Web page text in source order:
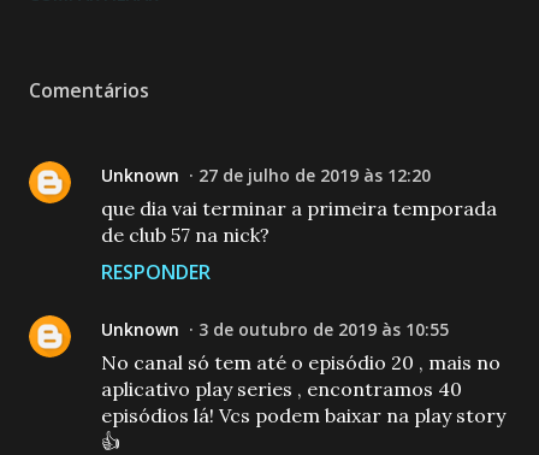
Comentários
Unknown 27 de julho de 2019 às 12:20
que dia vai terminar a primeira temporada
de club 57 na nick?
RESPONDER
Unknown 3 de outubro de 2019 às 10:55
No canal só tem até o episódio 20 , mais no
aplicativo play series , encontramos 40
episódios lá! Vcs podem baixar na play story
👍